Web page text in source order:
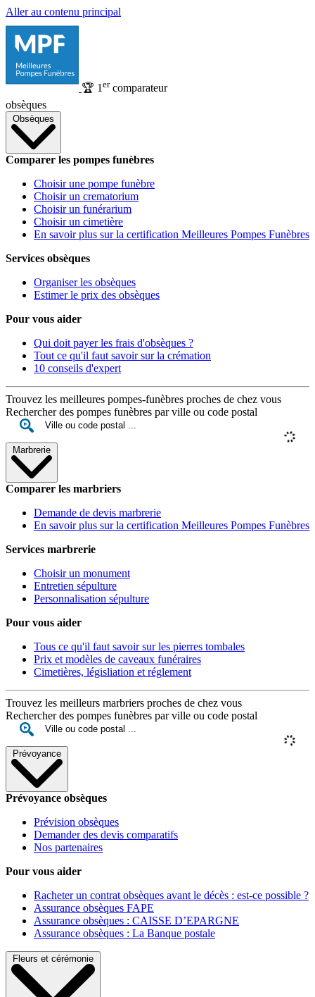
Aller au contenu principal
🏆 1 ercomparateur
obsèques
Obsèques
Comparer les pompes funèbres
Choisir une pompe funèbre
Choisir un crematorium
Choisir un funérarium
Choisir un cimetière
En savoir plus sur la certification Meilleures Pompes Funèbres
Services obsèques
Organiser les obsèques
Estimer le prix des obsèques
Pour vous aider
Qui doit payer les frais d'obsèques ?
Tout ce qu'il faut savoir sur la crémation
10 conseils d'expert
Trouvez les meilleures pompes-funèbres proches de chez vous
Rechercher des pompes funèbres par ville ou code postal
Marbrerie
Comparer les marbriers
Demande de devis marbrerie
En savoir plus sur la certification Meilleures Pompes Funèbres
Services marbrerie
Choisir un monument
Entretien sépulture
Personnalisation sépulture
Pour vous aider
Tous ce qu'il faut savoir sur les pierres tombales
Prix et modèles de caveaux funéraires
Cimetières, législiation et réglement
Trouvez les meilleurs marbriers proches de chez vous
Rechercher des pompes funèbres par ville ou code postal
Prévoyance
Prévoyance obsèques
Prévision obsèques
Demander des devis comparatifs
Nos partenaires
Pour vous aider
Racheter un contrat obsèques avant le décès : est-ce possible ?
Assurance obsèques FAPE
Assurance obsèques : CAISSE D’EPARGNE
Assurance obsèques : La Banque postale
Fleurs et cérémonie